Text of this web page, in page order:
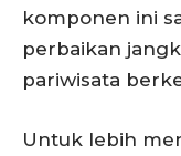
komponen ini
perbaikan
pariwisata
Untuk lebih